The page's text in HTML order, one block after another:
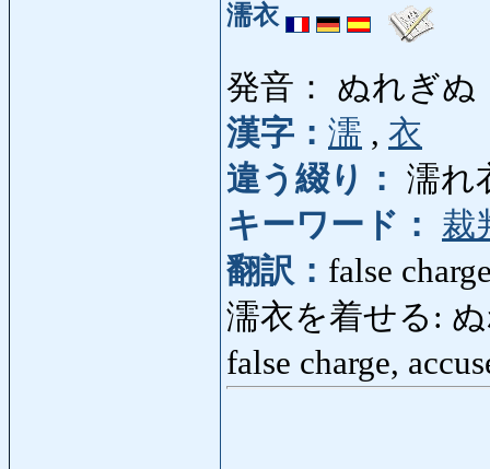
濡衣
発音： ぬれぎぬ
漢字： 濡 , 衣
違う綴り： 濡れ
キーワード：
裁
翻訳： false
濡衣を着せる: ぬ
false charge,